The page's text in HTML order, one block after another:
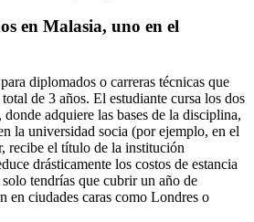
en Malasia, uno en el
diplomados o carreras técnicas que
de 3 años. El estudiante cursa los dos
adquiere las bases de la disciplina,
la universidad socia (por ejemplo, en el
el título de la institución
drásticamente los costos de estancia
tendrías que cubrir un año de
en ciudades caras como Londres o